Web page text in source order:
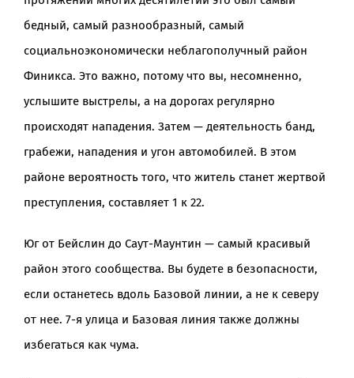
бедный, самый разнообразный, самый
социальноэкономически неблагополучный район
Финикса. Это важно, потому что вы, несомненно,
услышите выстрелы, а на дорогах регулярно
происходят нападения. Затем — деятельность банд,
грабежи, нападения и угон автомобилей. В этом
районе вероятность того, что житель станет жертвой
преступления, составляет 1 к 22.
Юг от Бейслин до Саут-Маунтин — самый красивый
район этого сообщества. Вы будете в безопасности,
если останетесь вдоль Базовой линии, а не к северу
от нее. 7-я улица и Базовая линия также должны
избегаться как чума.